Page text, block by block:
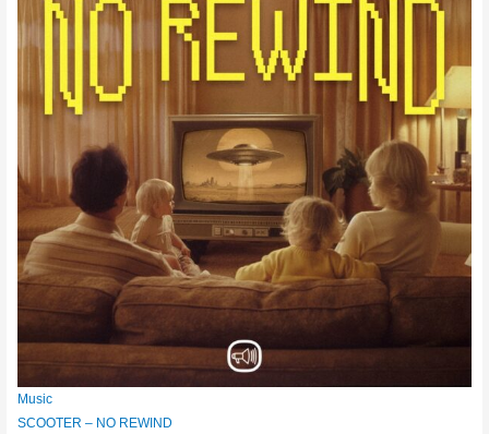
Music
SCOOTER – NO REWIND